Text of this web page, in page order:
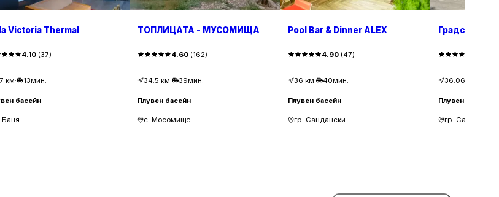
Victoria Thermal
4.10(37)
км· 13мин.
басейн
Баня
ТОПЛИЦАТА - МУСОМИЩА
4.60 (162)
34.5 км· 39мин.
Плувен басейн
с. Мосомище
Pool Bar & Dinner ALEX
4.90 (47)
36 км· 40мин.
Плувен басейн
гр. Сандански
Градски
36.06
Плувен басейн
гр. Сандански